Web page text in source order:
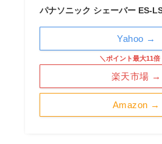
パナソニック シェーバー ES-
Amazon →
＼ポイント最大11倍
楽天市場 →
Yahoo →